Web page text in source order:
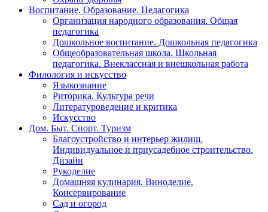
Воспитание. Образование. Педагогика
Организация народного образования. Общая
педагогика
Дошкольное воспитание. Дошкольная педагогика
Общеобразовательная школа. Школьная
педагогика. Внеклассная и внешкольная работа
Филология и искусство
Языкознание
Риторика. Культура речи
Литературоведение и критика
Искусство
Дом. Быт. Спорт. Туризм
Благоустройство и интерьер жилищ.
Индивидуальное и приусадебное строительство.
Дизайн
Рукоделие
Домашняя кулинария. Виноделие.
Консервирование
Сад и огород